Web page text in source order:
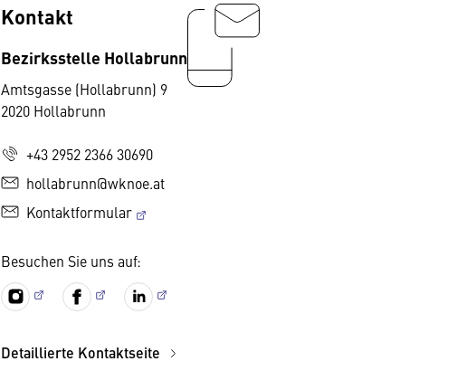
Kontakt
Bezirksstelle Hollabrunn
Amtsgasse (Hollabrunn) 9
2020 Hollabrunn
+43 2952 2366 30690
hollabrunn@wknoe.at
Kontaktformular
Besuchen Sie uns auf:
Detaillierte Kontaktseite